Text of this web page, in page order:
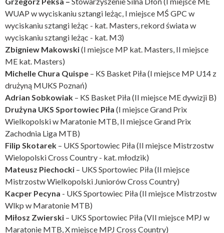
WUAP w wyciskaniu sztangi leżąc, I miejsce MŚ GPC w
wyciskaniu sztangi leżąc - kat. Masters, rekord świata w
wyciskaniu sztangi leżąc - kat. M3)
Zbigniew Makowski(I miejsce MP kat. Masters, II miejsce
ME kat. Masters)
Michelle Chura Quispe – KS Basket Piła (I miejsce MP U14 z
drużyną MUKS Poznań)
Adrian Sobkowiak – KS Basket Piła (II miejsce ME dywizji B)
Drużyna UKS Sportowiec Piła (I miejsce Grand Prix
Wielkopolski w Maratonie MTB, II miejsce Grand Prix
Zachodnia Liga MTB)
Filip Skotarek – UKS Sportowiec Piła (II miejsce Mistrzostw
Wielopolski Cross Country - kat. młodzik)
Mateusz Piechocki – UKS Sportowiec Piła (II miejsce
Mistrzostw Wielkopolski Juniorów Cross Country)
Kacper Pecyna - UKS Sportowiec Piła (II miejsce Mistrzostw
Wlkp w Maratonie MTB)
Miłosz Zwierski – UKS Sportowiec Piła (VII miejsce MPJ w
Maratonie MTB, X miejsce MPJ Cross Country)